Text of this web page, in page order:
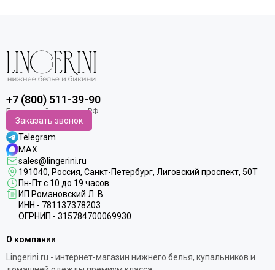
+7 (800) 511-39-90
Заказать звонок
Telegram
MAX
sales@lingerini.ru
191040, Россия, Санкт-Петербург, Лиговский проспект, 50Т
Пн-Пт с 10 до 19 часов
ИП Романовский Л. В.
ИНН - 781137378203
ОГРНИП - 315784700069930
О компании
Lingerini.ru - интернет-магазин нижнего белья, купальников и